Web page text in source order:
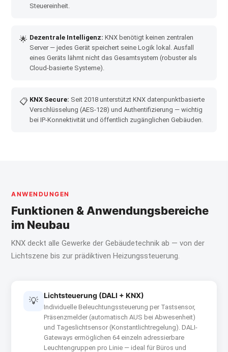
Steuereinheit.
🌟 Dezentrale Intelligenz: KNX benötigt keinen zentralen
Server — jedes Gerät speichert seine Logik lokal. Ausfall
eines Geräts lähmt nicht das Gesamtsystem (robuster als
Cloud-basierte Systeme).
📋 KNX Secure: Seit 2018 unterstützt KNX datenpunktbasierte
Verschlüsselung (AES-128) und Authentifizierung — wichtig
bei IP-Konnektivität und öffentlich zugänglichen Gebäuden.
ANWENDUNGEN
Funktionen & Anwendungsbereiche
im Neubau
KNX deckt alle Gewerke der Gebäudetechnik ab — von der
Lichtszene bis zur prädiktiven Heizungssteuerung.
💡
Lichtsteuerung (DALI + KNX)
Individuelle Beleuchtungssteuerung per Tastsensor,
Präsenzmelder (automatisch AUS bei Abwesenheit)
und Tageslichtsensor (Konstantlichtregelung). DALI-
Gateways ermöglichen 64 einzeln adressierbare
Leuchtengruppen pro Linie — ideal für Büros und